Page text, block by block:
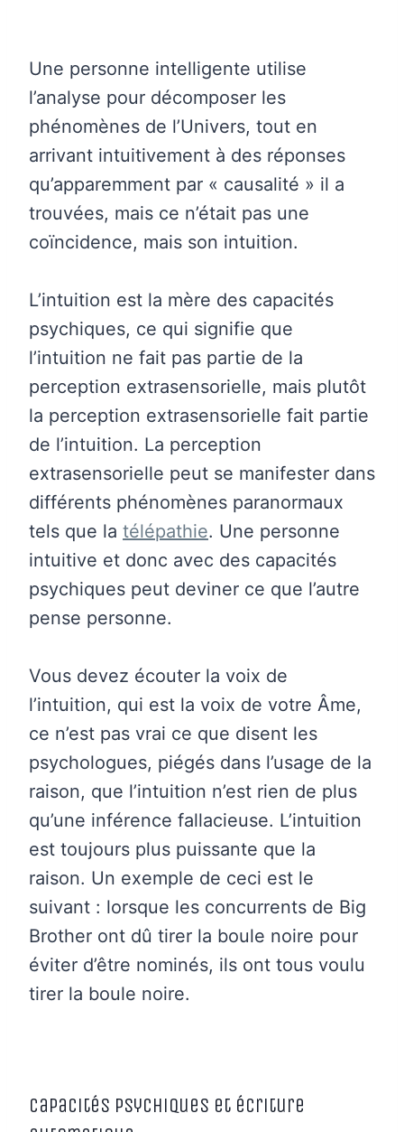
Une personne intelligente utilise
l’analyse pour décomposer les
phénomènes de l’Univers, tout en
arrivant intuitivement à des réponses
qu’apparemment par « causalité » il a
trouvées, mais ce n’était pas une
coïncidence, mais son intuition.
L’intuition est la mère des capacités
psychiques, ce qui signifie que
l’intuition ne fait pas partie de la
perception extrasensorielle, mais plutôt
la perception extrasensorielle fait partie
de l’intuition. La perception
extrasensorielle peut se manifester dans
différents phénomènes paranormaux
tels que la télépathie. Une personne
intuitive et donc avec des capacités
psychiques peut deviner ce que l’autre
pense personne.
Vous devez écouter la voix de
l’intuition, qui est la voix de votre Âme,
ce n’est pas vrai ce que disent les
psychologues, piégés dans l’usage de la
raison, que l’intuition n’est rien de plus
qu’une inférence fallacieuse. L’intuition
est toujours plus puissante que la
raison. Un exemple de ceci est le
suivant : lorsque les concurrents de Big
Brother ont dû tirer la boule noire pour
éviter d’être nominés, ils ont tous voulu
tirer la boule noire.
Capacités psychiques et écriture